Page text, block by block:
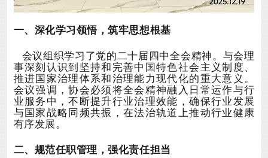
一、深化学习领悟，筑牢思想根基
会议组织学习了党的二十届四中全会精神。与会理
事深刻认识到坚持和完善中国特色社会主义制度、
推进国家治理体系和治理能力现代化的重大意义。
会议强调，协会必须将全会精神融入日常运作与行
业服务中，不断提升行业治理效能，确保行业发展
与国家战略同频共振，在法治轨道上推动行业健康
有序发展。
二、规范任职管理，强化责任担当